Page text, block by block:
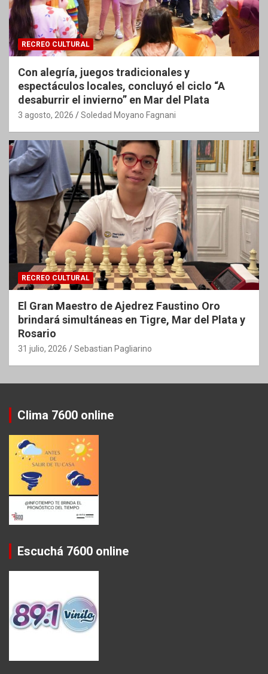
RECREO CULTURAL
Con alegría, juegos tradicionales y
espectáculos locales, concluyó el ciclo “A
desaburrir el invierno” en Mar del Plata
3 agosto, 2026 Soledad Moyano Fagnani
RECREO CULTURAL
El Gran Maestro de Ajedrez Faustino Oro
brindará simultáneas en Tigre, Mar del Plata y
Rosario
31 julio, 2026 Sebastian Pagliarino
Clima 7600 online
Escuchá 7600 online